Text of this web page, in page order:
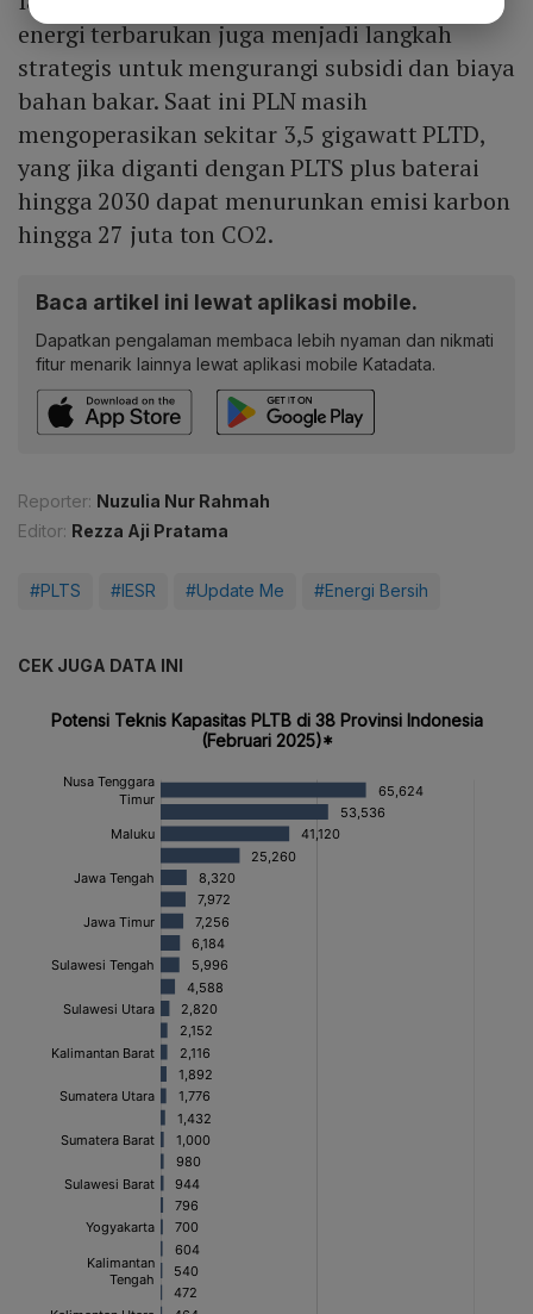
energi terbarukan juga menjadi langkah
strategis untuk mengurangi subsidi dan biaya
bahan bakar. Saat ini PLN masih
mengoperasikan sekitar 3,5 gigawatt PLTD,
yang jika diganti dengan PLTS plus baterai
hingga 2030 dapat menurunkan emisi karbon
hingga 27 juta ton CO2.
Baca artikel ini lewat aplikasi mobile.
Dapatkan pengalaman membaca lebih nyaman dan nikmati
fitur menarik lainnya lewat aplikasi mobile Katadata.
Reporter: Nuzulia Nur Rahmah
Editor: Rezza Aji Pratama
#PLTS #IESR #Update Me #Energi Bersih
CEK JUGA DATA INI